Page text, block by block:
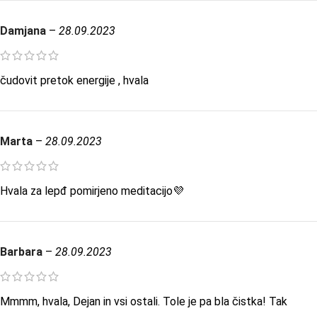
Damjana – 28.09.2023
čudovit pretok energije , hvala
Marta – 28.09.2023
Hvala za lepđ pomirjeno meditacijo💜
Barbara – 28.09.2023
Mmmm, hvala, Dejan in vsi ostali. Tole je pa bla čistka! Tak